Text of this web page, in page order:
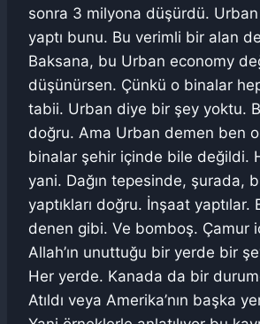
sonra 3 milyona düşürdü.
yaptı bunu. Bu verimli bir alan
Baksana, bu Urban economy
düşünürsen. Çünkü o binalar
tabii. Urban diye bir şey yoktu.
doğru. Ama Urban demen ben
binalar şehir içinde bile değildi.
yani. Dağın tepesinde, şurada,
yaptıkları doğru. İnşaat yaptılar.
denen gibi. Ve bomboş. Çamur
Allah’ın unuttuğu bir yerde bir
Her yerde. Kanada da bir
Atıldı veya Amerika’nın başka